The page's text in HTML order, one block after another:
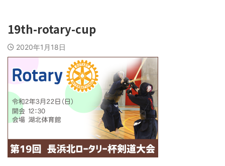
19th-rotary-cup
2020年1月18日